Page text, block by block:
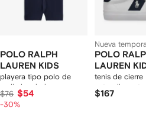
POLO RALPH
LAUREN KIDS
playera tipo polo de
malla bordada
$76 $54
-30%
Nueva
POLO
LAUREN
tenis de cierre
autoadherente
Pony bordado
$167